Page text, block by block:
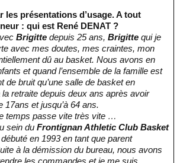
les présentations d’usage. A tout
: qui est René DENAT ?
Brigitte depuis 25 ans, Brigitte qui je
avec mes doutes, mes craintes, mon
dû au basket. Nous avons en
et quand l’ensemble de la famille est
de bruit qu’une salle de basket en
retraite depuis deux ans après avoir
17ans et jusqu’à 64 ans.
temps passe vite très vite …
sein du Frontignan Athletic Club Basket
en 1993 en tant que parent
à la démission du bureau, nous avons
les commandes et je me suis